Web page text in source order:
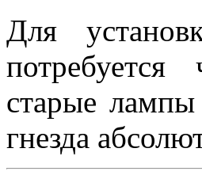
Для
старые
гнезда